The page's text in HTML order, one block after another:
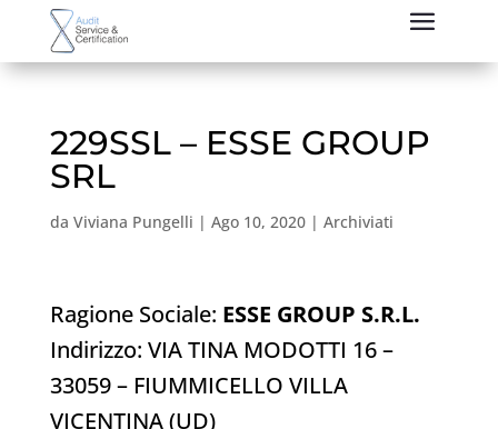
229SSL – ESSE GROUP
SRL
da Viviana Pungelli | Ago 10, 2020| Archiviati
Ragione Sociale: ESSE GROUP S.R.L.
Indirizzo: VIA TINA MODOTTI 16 –
33059 – FIUMMICELLO VILLA
VICENTINA (UD)